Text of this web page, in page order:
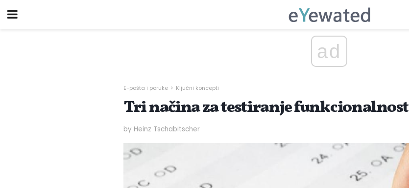
ad
E-pošta i poruke Ključni koncepti
Tri načina za testiranje
by Heinz Tschabitscher